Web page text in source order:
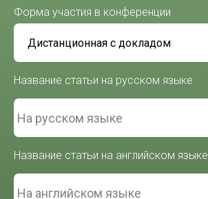
Форма участия в конференции
Название статьи на русском языке
Название статьи на английском языке